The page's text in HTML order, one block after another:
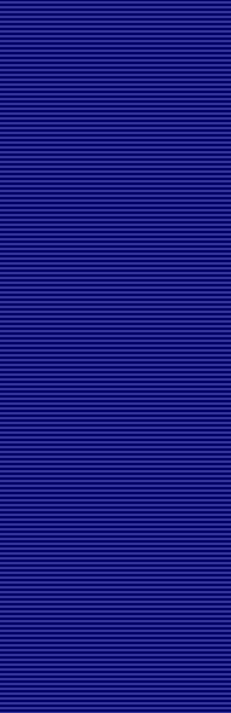
德甲|弗赖堡4-1大胜RB莱比锡，金特